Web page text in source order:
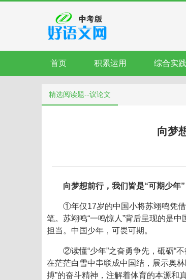
首页 积累运用 综合实践
精选阅读题--议论文
向梦
向梦想前行，我们皆是“可期少年”
①年仅17岁的中国小将苏翊鸣凭
笔。苏翊鸣“一鸣惊人”背后呈现的是
担当。中国少年，可畏可期。
②读懂“少年”之奋勇争先，砥砺“
在茫茫白雪中串联成中国结，展示奥
搏”的奋斗精神，注解着体育的本源和